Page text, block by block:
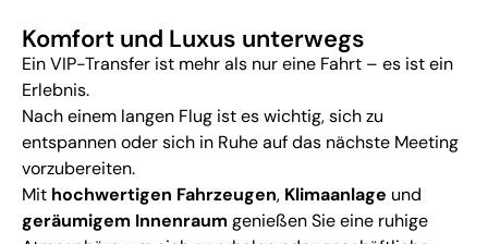
Komfort und Luxus unterwegs
Ein VIP-Transfer ist mehr als nur eine Fahrt – es ist ein
Erlebnis.
Nach einem langen Flug ist es wichtig, sich zu
entspannen oder sich in Ruhe auf das nächste Meeting
vorzubereiten.
Mit hochwertigen Fahrzeugen, Klimaanlage und
geräumigem Innenraumgenießen Sie eine ruhige